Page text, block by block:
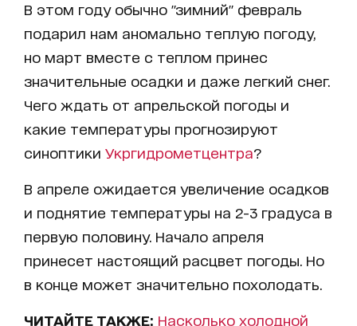
В этом году обычно "зимний" февраль
подарил нам аномально теплую погоду,
но март вместе с теплом принес
значительные осадки и даже легкий снег.
Чего ждать от апрельской погоды и
какие температуры прогнозируют
синоптики Укргидрометцентра?
В апреле ожидается увеличение осадков
и поднятие температуры на 2-3 градуса в
первую половину. Начало апреля
принесет настоящий расцвет погоды. Но
в конце может значительно похолодать.
ЧИТАЙТЕ ТАКЖЕ: Насколько холодной